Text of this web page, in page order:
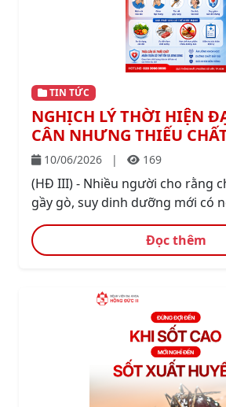
TIN TỨC
NGHỊCH LÝ THỜI HIỆN
CÂN NHƯNG THIẾU
10/06/2026 | 169
(HĐ III) - Nhiều người cho rằng
gầy gò, suy dinh dưỡng mới có
Đọc thêm